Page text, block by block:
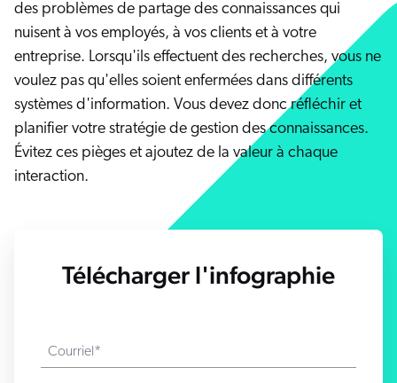
solutions
COMMERCE
SERVICE CLIENT
SITES INTERNET
professionnels
communauté
partenaires
Coveo Connect
gratuit
Links
unifiée
Code Sandbox
numériques et livres blancs
et webinaires
360
Étude de cas Xero
Carrières
des problèmes de partage des connaissances qui
nuisent à vos employés, à vos clients et à votre
entreprise. Lorsqu'ils effectuent des recherches, vous ne
voulez pas qu'elles soient enfermées dans différents
systèmes d'information. Vous devez donc réfléchir et
planifier votre stratégie de gestion des connaissances.
Évitez ces pièges et ajoutez de la valeur à chaque
interaction.
Télécharger l'infographie
Courriel*